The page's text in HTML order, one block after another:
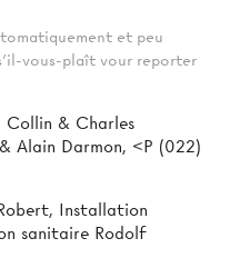
et peu
vous-plaît vour reporter
Collin & Charles
Alain Darmon, <P (022)
Installation
sanitaire Rodolf